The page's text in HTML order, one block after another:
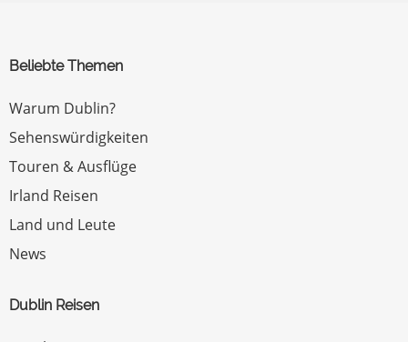
Beliebte Themen
Warum Dublin?
Sehenswürdigkeiten
Touren & Ausflüge
Irland Reisen
Land und Leute
News
Dublin Reisen